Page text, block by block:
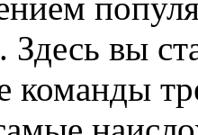
Здесь вы
команды